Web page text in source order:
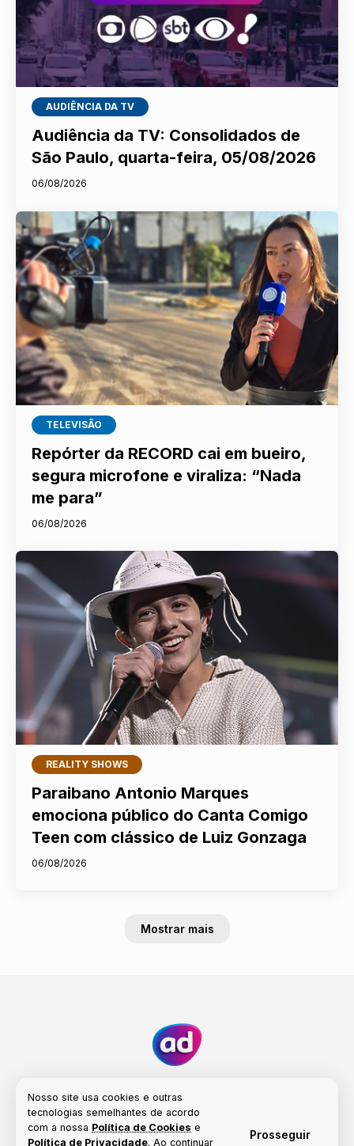
Nosso site usa cookies e outras
tecnologias semelhantes de acordo
com a nossa Política de Cookies e
Política de Privacidade. Ao continuar
Prosseguir
AUDIÊNCIA DA TV
Audiência da TV: Consolidados de
São Paulo, quarta-feira, 05/08/2026
06/08/2026
TELEVISÃO
Repórter da RECORD cai em bueiro,
segura microfone e viraliza: “Nada
me para”
06/08/2026
REALITY SHOWS
Paraibano Antonio Marques
emociona público do Canta Comigo
Teen com clássico de Luiz Gonzaga
06/08/2026
Mostrar mais
Fale conosco Nossa história Propriedade